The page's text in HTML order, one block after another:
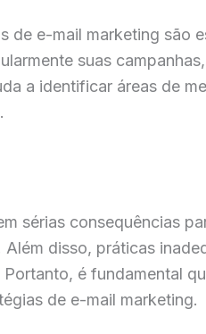
de e-mail marketing são
suas
a identificar áreas de
sérias consequências
disso, práticas
é fundamental
de e-mail marketing.